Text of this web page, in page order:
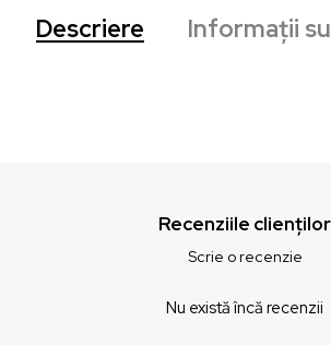
Descriere Informații
Recenziile clienților
Scrie o recenzie
Nu există încă recenzii